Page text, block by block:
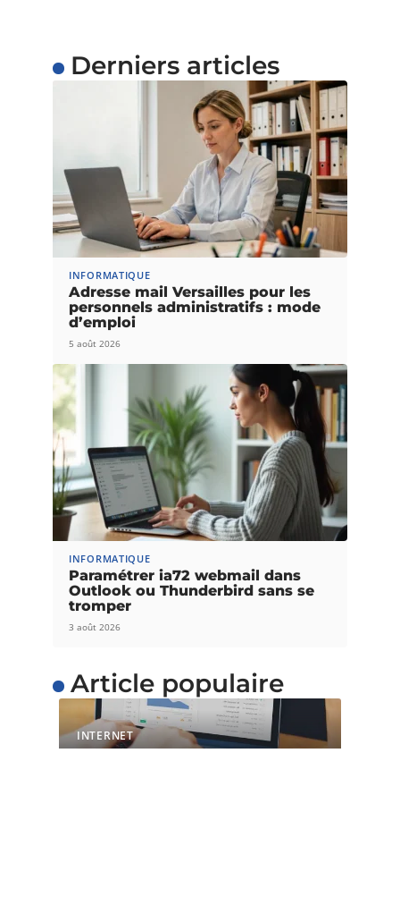
Derniers articles
INFORMATIQUE
Adresse mail Versailles pour les
personnels administratifs : mode
d’emploi
5 août 2026
INFORMATIQUE
Paramétrer ia72 webmail dans
Outlook ou Thunderbird sans se
tromper
3 août 2026
Article populaire
INTERNET